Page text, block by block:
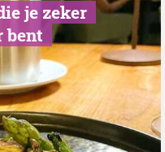
je zeker
bent